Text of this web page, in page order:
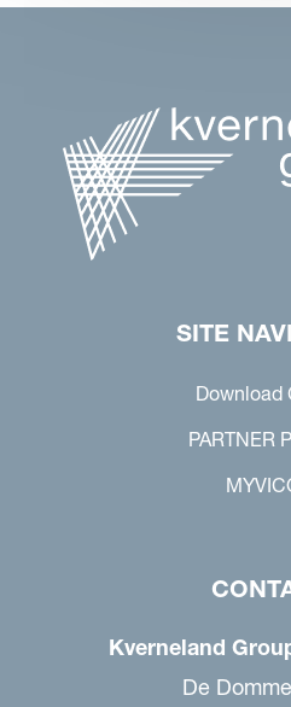
SITE
Download
PARTNER
Kverneland
De